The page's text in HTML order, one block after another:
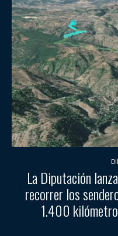
La Diputación
recorrer los
1.400